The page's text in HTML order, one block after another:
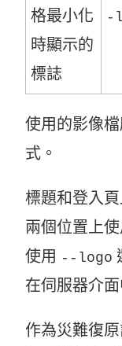
格最小化
時顯示的
標誌
-
使用的影像
式。
標題和登入
兩個位置上
使用 --logo
在伺服器介
作為災難復